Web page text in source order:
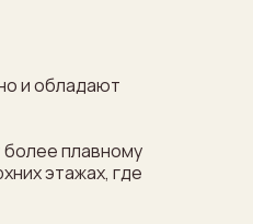
и обладают
более плавному
этажах, где